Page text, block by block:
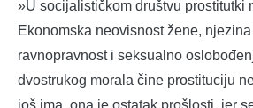
»U socijalističkom društvu prostitutki
Ekonomska neovisnost žene,
ravnopravnost i seksualno
dvostrukog morala čine prostituciju